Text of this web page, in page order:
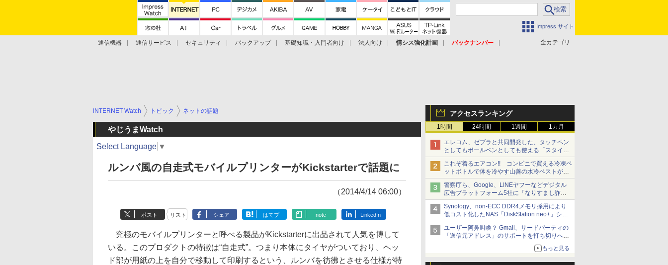
Impress サイト
全カテゴリ
通信機器 通信サービス セキュリティ バックアップ 基礎知識・入門者向け 法人向け 情シス強化計画
バックナンバー
アクセスランキング
1時間 24時間 1週間 1カ月
エレコム、ゼブラと共同開発した、タッチペン
としてもボールペンとしても使える「スタイラ
スツーウェイ」発売 iPadにも紙にも、持ち替
えずに書き込める
これぞ着るエアコン!! コンビニで買える冷凍ペ
ットボトルで体を冷やす山善の水冷ベストがロ
ードバイクにちょうどいい【ぼっち・ざ・ろー
ど！その14】【空いた時間でなにしてる？】
警察庁ら、Google、LINEヤフーなどデジタル
広告プラットフォーム5社に「なりすまし詐欺
広告」対策強化を要請 著名人の写真や映像を
使った投資詐欺などへの対策として
Synology、non-ECC DDR4メモリ採用により
低コスト化したNAS「DiskStation neo+」シリ
ーズ 予算を抑えて導入でき、ECCメモリへの
アップグレードも可能
ユーザー阿鼻叫喚？ Gmail、サードパーティの
「送信元アドレス」のサポートを打ち切りへ
もっと見る
INTERNET Watch トピック ネットの話題
やじうまWatch
Select Language ▼
ルンバ風の自走式モバイルプリンターがKickstarterで話題に
（2014/4/14 06:00）
ポスト リスト シェア はてブ note LinkedIn
究極のモバイルプリンターと呼べる製品がKickstarterに出品されて人気を博して
いる。このプロダクトの特徴は“自走式”。つまり本体にタイヤがついており、ヘッ
ド部が用紙の上を自分で移動して印刷するという、ルンバを彷彿とさせる仕様が特